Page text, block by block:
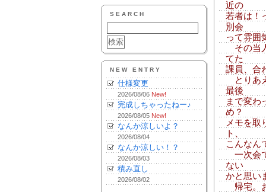
SEARCH
NEW ENTRY
仕様変更
2026/08/06 New!
完成しちゃったねー♪
2026/08/05 New!
なんか涼しいよ？
2026/08/04
なんか涼しい！？
2026/08/03
積み直し
2026/08/02
近の
若者は！
別会
って雰囲
その当
てた
課員、合
とりあ
最後
まで変わ
め？
メモを取
ト、
こんなん
一次会
ない
かと思い
帰宅。